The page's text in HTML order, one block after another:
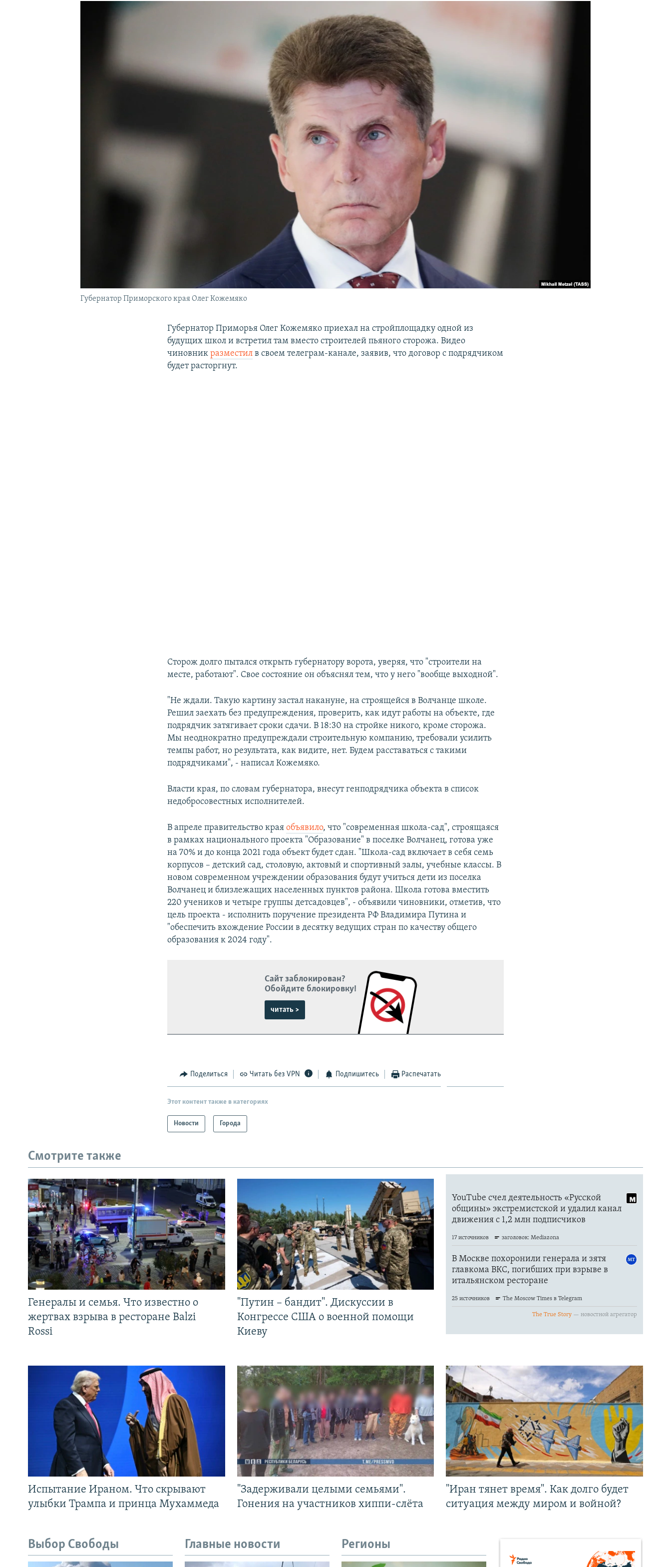
Губернатор Приморского края Олег Кожемяко
Губернатор Приморья Олег Кожемяко приехал на стройплощадку одной из
будущих школ и встретил там вместо строителей пьяного сторожа. Видео
чиновникразместил в своем телеграм-канале, заявив, что договор с подрядчиком
будет расторгнут.
Сторож долго пытался открыть губернатору ворота, уверяя, что "строители на
месте, работают". Свое состояние он объяснял тем, что у него "вообще выходной".
"Не ждали. Такую картину застал накануне, на строящейся в Волчанце школе.
Решил заехать без предупреждения, проверить, как идут работы на объекте, где
подрядчик затягивает сроки сдачи. В 18:30 на стройке никого, кроме сторожа.
Мы неоднократно предупреждали строительную компанию, требовали усилить
темпы работ, но результата, как видите, нет. Будем расставаться с такими
подрядчиками", - написал Кожемяко.
Власти края, по словам губернатора, внесут генподрядчика объекта в список
недобросовестных исполнителей.
В апреле правительство краяобъявило, что "современная школа-сад", строящаяся
в рамках национального проекта "Образование" в поселке Волчанец, готова уже
на 70% и до конца 2021 года объект будет сдан. "Школа-сад включает в себя семь
корпусов – детский сад, столовую, актовый и спортивный залы, учебные классы. В
новом современном учреждении образования будут учиться дети из поселка
Волчанец и близлежащих населенных пунктов района. Школа готова вместить
220 учеников и четыре группы детсадовцев", - объявили чиновники, отметив, что
цель проекта - исполнить поручение президента РФ Владимира Путина и
"обеспечить вхождение России в десятку ведущих стран по качеству общего
образования к 2024 году".
Сайт заблокирован?
Обойдите блокировку!
читать >
Поделиться Читать без VPN Подпишитесь Распечатать
Этот контент также в категориях
Новости Города
Смотрите также
Генералы и семья. Что известно о
жертвах взрыва в ресторане Balzi
Rossi
"Путин – бандит". Дискуссии в
Конгрессе США о военной помощи
Киеву
Испытание Ираном. Что скрывают
улыбки Трампа и принца Мухаммеда
"Задерживали целыми семьями".
Гонения на участников хиппи-слёта
"Иран тянет время". Как долго будет
ситуация между миром и войной?
Выбор Свободы Главные новости Регионы